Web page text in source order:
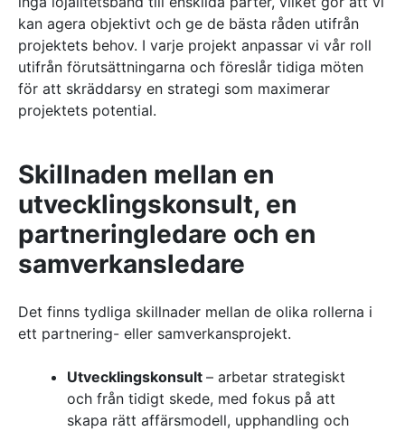
kan agera objektivt och ge de bästa råden utifrån
projektets behov. I varje projekt anpassar vi vår roll
utifrån förutsättningarna och föreslår tidiga möten
för att skräddarsy en strategi som maximerar
projektets potential.
Skillnaden mellan en
utvecklingskonsult, en
partneringledare och en
samverkansledare
Det finns tydliga skillnader mellan de olika rollerna i
ett partnering- eller samverkansprojekt.
Utvecklingskonsult – arbetar strategiskt
och från tidigt skede, med fokus på att
skapa rätt affärsmodell, upphandling och